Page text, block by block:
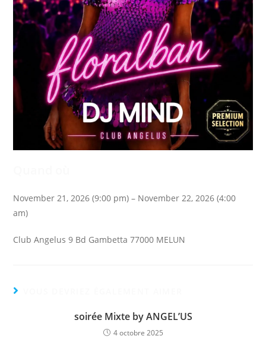
November 21, 2026 (9:00 pm) – November 22, 2026 (4:00
am)
Club Angelus 9 Bd Gambetta 77000 MELUN
soirée Mixte by ANGEL’US
4 octobre 2025